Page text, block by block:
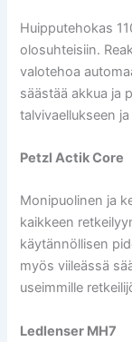
Huipputehokas
olosuhteisiin.
valotehoa
säästää akkua ja
talvivaellukseen
Petzl Actik Core
Monipuolinen ja
kaikkeen
käytännöllisen
myös viileässä
useimmille
Ledlenser MH7